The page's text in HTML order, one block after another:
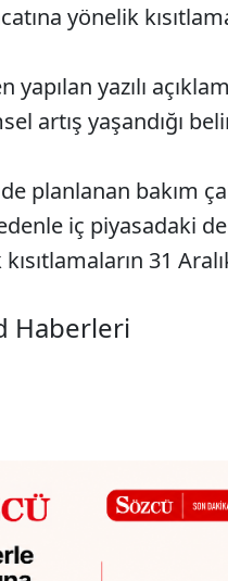
yönelik
yapılan yazılı
artış yaşandığı
planlanan bakım
iç piyasadaki
31
Haberleri